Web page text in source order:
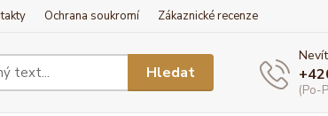
Ochrana soukromí Zákaznické recenze
Hledat
(Po-